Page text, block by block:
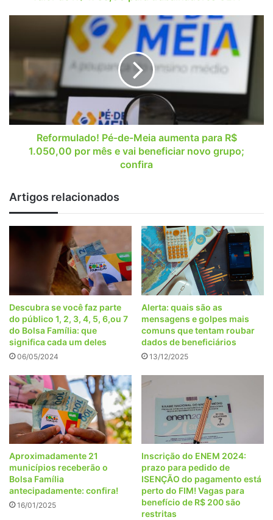
CLT!
Meia
para
R$
1.050,00
por
grupo;
confira
Reformulado! Pé-de-Meia aumenta para R$
1.050,00 por mês e vai beneficiar novo grupo;
confira
Artigos relacionados
Descubra se você faz parte
do público 1, 2, 3, 4, 5, 6,ou 7
do Bolsa Família: que
significa cada um deles
06/05/2024
Alerta: quais são as
mensagens e golpes mais
comuns que tentam roubar
dados de beneficiários
13/12/2025
Aproximadamente 21
municípios receberão o
Bolsa Família
antecipadamente: confira!
16/01/2025
Inscrição do ENEM 2024:
prazo para pedido de
ISENÇÃO do pagamento está
perto do FIM! Vagas para
benefício de R$ 200 são
restritas